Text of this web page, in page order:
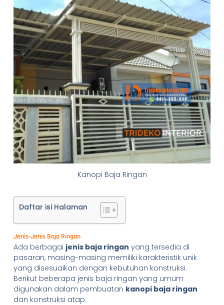
Kanopi Baja Ringan
Daftar isi Halaman
Jenis-Jenis Baja Ringan
Ada berbagai jenis baja ringan yang tersedia di
pasaran, masing-masing memiliki karakteristik unik
yang disesuaikan dengan kebutuhan konstruksi.
Berikut beberapa jenis baja ringan yang umum
digunakan dalam pembuatan kanopi baja ringan
dan konstruksi atap: